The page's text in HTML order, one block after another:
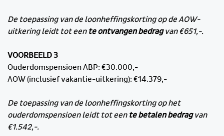
De toepassing van de loonheffingskorting op de AOW-
uitkering leidt tot een te ontvangen bedragvan €651,-.
VOORBEELD 3
Ouderdomspensioen ABP: €30.000,-
AOW (inclusief vakantie-uitkering): €14.379,-
De toepassing van de loonheffingskorting op het
ouderdomspensioen leidt tot een te betalen bedragvan
€1.542,-.